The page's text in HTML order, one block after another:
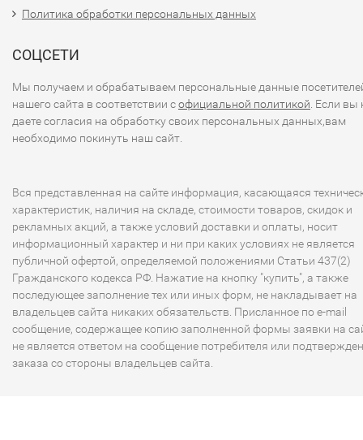
Политика обработки персональных данных
СОЦСЕТИ
Мы получаем и обрабатываем персональные данные
нашего сайта в соответствии софициальной политикой . Если вы
даете согласия на обработку своих персональных данных,вам
необходимо покинуть наш сайт.
Вся представленная на сайте информация, касающаяся
характеристик, наличия на складе, стоимости товаров, скидок и
рекламных акций, а также условий доставки и оплаты, носит
информационный характер и ни при каких условиях не является
публичной офертой, определяемой положениями Статьи 437(2)
Гражданского кодекса РФ. Нажатие на кнопку "купить", а также
последующее заполнение тех или иных форм, не накладывает на
владельцев сайта никаких обязательств. Присланное по e-mail
сообщение, содержащее копию заполненной формы заявки на
не является ответом на сообщение потребителя или
заказа со стороны владельцев сайта.